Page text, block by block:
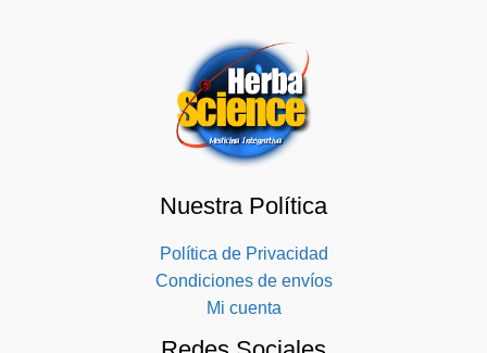
Nuestra Política
Política de Privacidad
Condiciones de envíos
Mi cuenta